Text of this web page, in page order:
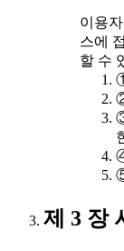
이용
스에
할 수
제 3 장